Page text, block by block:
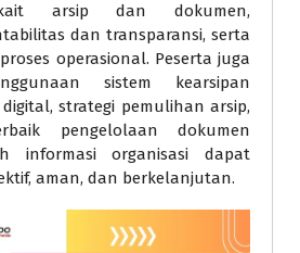
arsip dan dokumen,
dan transparansi, serta
operasional. Peserta juga
sistem kearsipan
strategi pemulihan arsip,
pengelolaan dokumen
informasi organisasi dapat
aman, dan berkelanjutan.